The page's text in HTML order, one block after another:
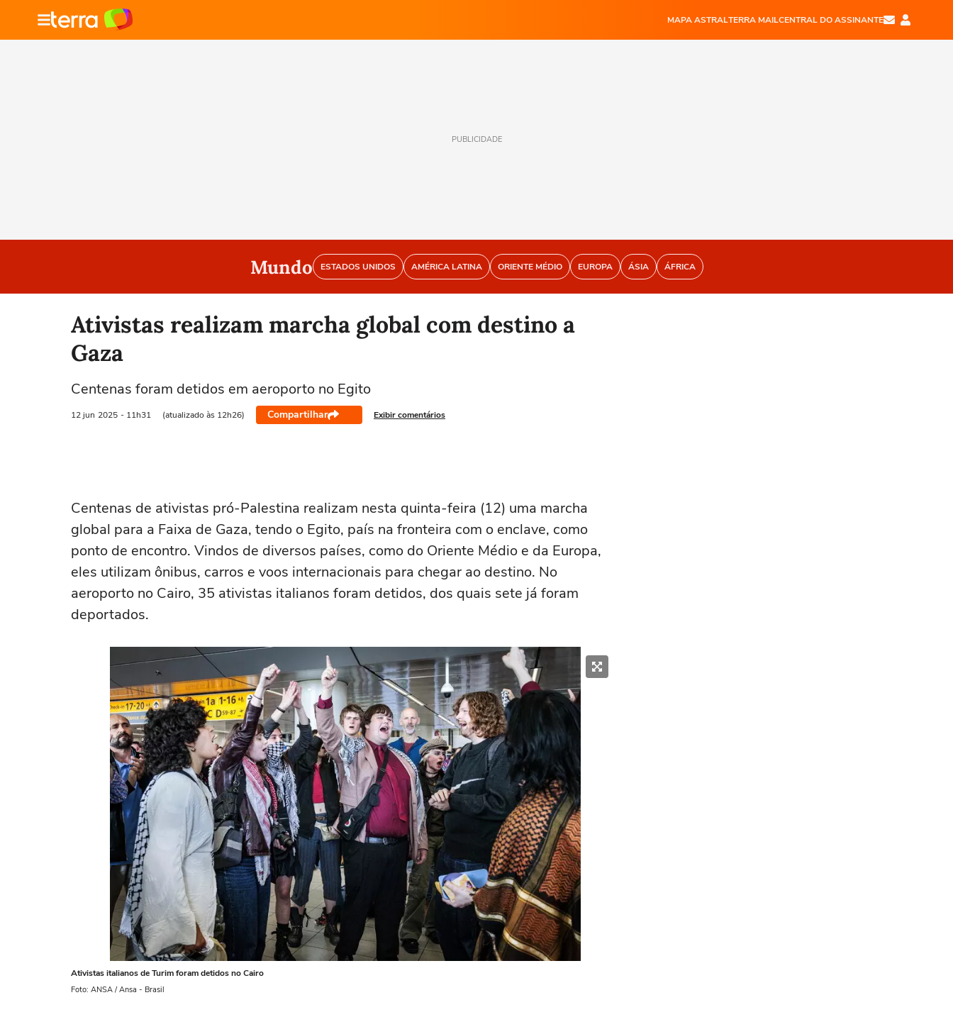
MAPA ASTRALTERRA MAILCENTRAL DO ASSINANTE
PUBLICIDADE
Mundo ESTADOS UNIDOS AMÉRICA LATINA ORIENTE MÉDIO EUROPA ÁSIA ÁFRICA
Ativistas realizam marcha global com destino a
Gaza
Centenas foram detidos em aeroporto no Egito
12 jun 2025 - 11h31 (atualizado às 12h26) Compartilhar Exibir comentários
Centenas de ativistas pró-Palestina realizam nesta quinta-feira (12) uma marcha
global para a Faixa de Gaza, tendo o Egito, país na fronteira com o enclave, como
ponto de encontro. Vindos de diversos países, como do Oriente Médio e da Europa,
eles utilizam ônibus, carros e voos internacionais para chegar ao destino. No
aeroporto no Cairo, 35 ativistas italianos foram detidos, dos quais sete já foram
deportados.
Ativistas italianos de Turim foram detidos no Cairo
Foto: ANSA / Ansa - Brasil